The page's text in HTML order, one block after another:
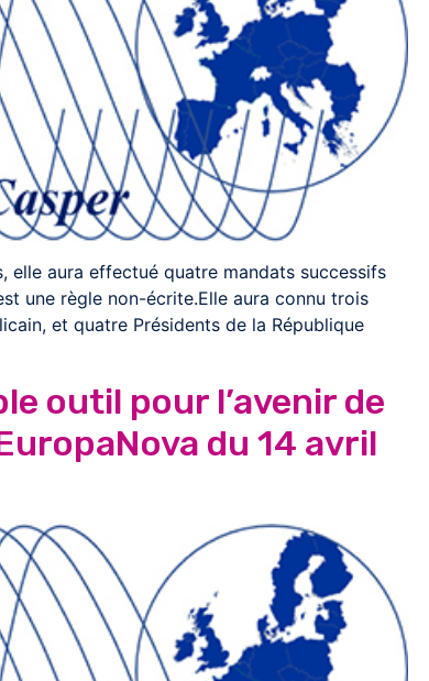
elle aura effectué quatre mandats successifs
une règle non-écrite.Elle aura connu trois
et quatre Présidents de la République
outil pour l’avenir de
du 14 avril